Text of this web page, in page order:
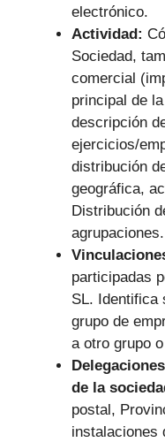
electrónico.
Actividad:
Sociedad,
comercial
principal de
descripción
ejercicios/
distribución
geográfica,
Distribución
agrupaciones.
participadas
SL. Identifica
grupo de
a otro grupo
de la
postal,
instalaciones